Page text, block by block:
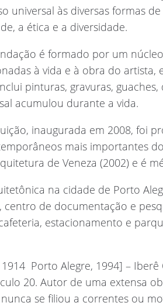
universal às diversas formas
a ética e a diversidade.
é formado por um
à vida e à obra do
pinturas, gravuras,
acumulou durante a vida.
inaugurada em 2008, foi
mais importantes
de Veneza (2002) e é
na cidade de Porto
centro de documentação e
estacionamento e
1914  Porto Alegre, 1994] –
20. Autor de uma extensa
se filiou a correntes ou